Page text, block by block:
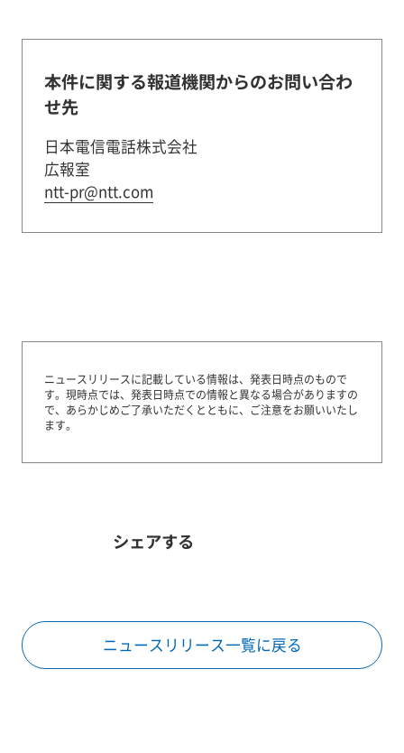
本件に関する報道機関からのお問い合わ
せ先
日本電信電話株式会社
広報室
ntt-pr@ntt.com
ニュースリリースに記載している情報は、発表日時点のもので
す。 現時点では、発表日時点での情報と異なる場合がありますの
で、あらかじめご了承いただくとともに、ご注意をお願いいたし
ます。
シェアする
ニュースリリース一覧に戻る